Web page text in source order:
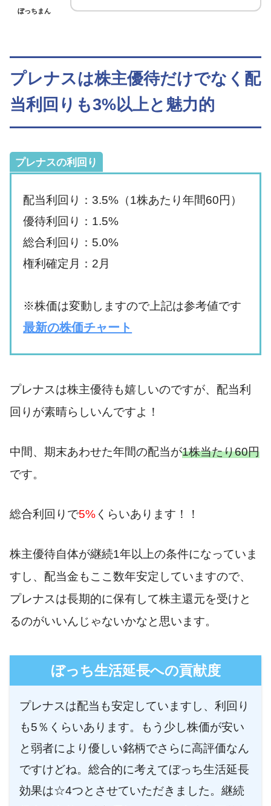
ぼっちまん
プレナスは株主優待だけでなく配
当利回りも3%以上と魅力的
プレナスの利回り
配当利回り：3.5%（1株あたり年間60円）
優待利回り：1.5%
総合利回り：5.0%
権利確定月：2月
※株価は変動しますので上記は参考値です
最新の株価チャート
プレナスは株主優待も嬉しいのですが、配当利
回りが素晴らしいんですよ！
中間、期末あわせた年間の配当が1株当たり60円
です。
総合利回りで5% くらいあります！！
株主優待自体が継続1年以上の条件になっていま
すし、配当金もここ数年安定していますので、
プレナスは長期的に保有して株主還元を受けと
るのがいいんじゃないかなと思います。
ぼっち生活延長への貢献度
プレナスは配当も安定していますし、利回り
も5％くらいあります。もう少し株価が安い
と弱者により優しい銘柄でさらに高評価なん
ですけどね。総合的に考えてぼっち生活延長
効果は☆4つとさせていただきました。継続